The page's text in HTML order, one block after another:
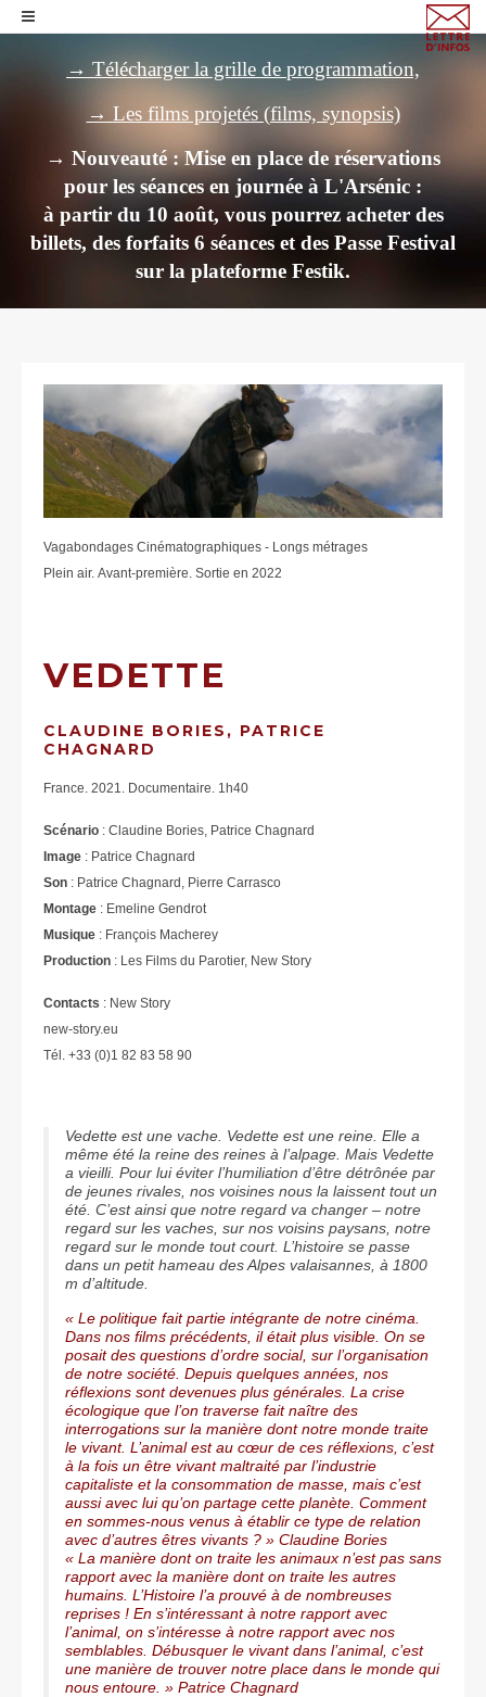
→ Télécharger la grille de programmation,
→ Les films projetés (films, synopsis)
→ Nouveauté : Mise en place de réservations
pour les séances en journée à L'Arsénic :
à partir du 10 août, vous pourrez acheter des
billets, des forfaits 6 séances et des Passe Festival
sur la plateforme Festik.
Vagabondages Cinématographiques - Longs métrages
Plein air. Avant-première. Sortie en 2022
VEDETTE
CLAUDINE BORIES, PATRICE
CHAGNARD
France. 2021. Documentaire. 1h40
Scénario : Claudine Bories, Patrice Chagnard
Image : Patrice Chagnard
Son : Patrice Chagnard, Pierre Carrasco
Montage : Emeline Gendrot
Musique : François Macherey
Production : Les Films du Parotier, New Story
Contacts : New Story
new-story.eu
Tél. +33 (0)1 82 83 58 90
Vedette est une vache. Vedette est une reine. Elle a
même été la reine des reines à l’alpage. Mais Vedette
a vieilli. Pour lui éviter l’humiliation d’être détrônée par
de jeunes rivales, nos voisines nous la laissent tout un
été. C’est ainsi que notre regard va changer – notre
regard sur les vaches, sur nos voisins paysans, notre
regard sur le monde tout court. L’histoire se passe
dans un petit hameau des Alpes valaisannes, à 1800
m d’altitude.
« Le politique fait partie intégrante de notre cinéma.
Dans nos films précédents, il était plus visible. On se
posait des questions d’ordre social, sur l’organisation
de notre société. Depuis quelques années, nos
réflexions sont devenues plus générales. La crise
écologique que l’on traverse fait naître des
interrogations sur la manière dont notre monde traite
le vivant. L’animal est au cœur de ces réflexions, c’est
à la fois un être vivant maltraité par l’industrie
capitaliste et la consommation de masse, mais c’est
aussi avec lui qu’on partage cette planète. Comment
en sommes-nous venus à établir ce type de relation
avec d’autres êtres vivants ? » Claudine Bories
« La manière dont on traite les animaux n’est pas sans
rapport avec la manière dont on traite les autres
humains. L’Histoire l’a prouvé à de nombreuses
reprises ! En s’intéressant à notre rapport avec
l’animal, on s’intéresse à notre rapport avec nos
semblables. Débusquer le vivant dans l’animal, c’est
une manière de trouver notre place dans le monde qui
nous entoure. » Patrice Chagnard